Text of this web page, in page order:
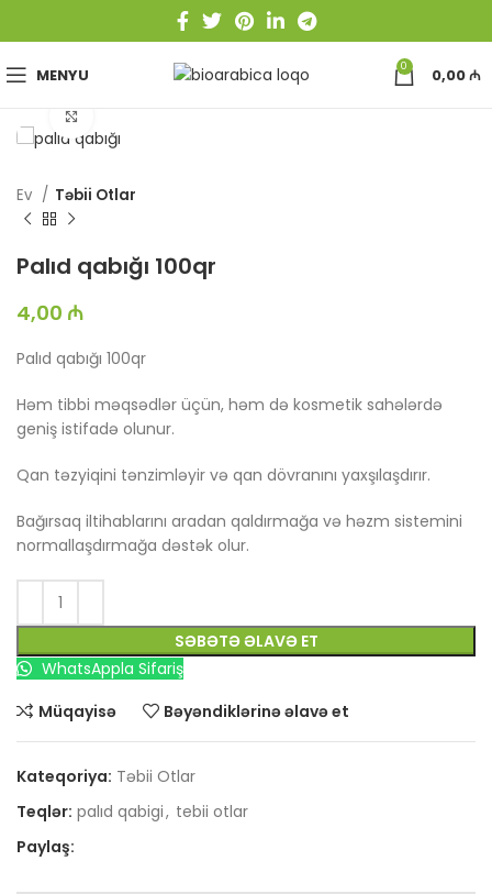
MENYU 0 0,00₼
Ev Təbii Otlar
Palıd qabığı 100qr
4,00 ₼
Palıd qabığı 100qr
Həm tibbi məqsədlər üçün, həm də kosmetik sahələrdə
geniş istifadə olunur.
Qan təzyiqini tənzimləyir və qan dövranını yaxşılaşdırır.
Bağırsaq iltihablarını aradan qaldırmağa və həzm sistemini
normallaşdırmağa dəstək olur.
SƏBƏTƏ ƏLAVƏ ET
WhatsAppla Sifariş
Müqayisə
Bəyəndiklərinə əlavə et
Kateqoriya: Təbii Otlar
Teqlər: palıd qabigi, tebii otlar
Paylaş: